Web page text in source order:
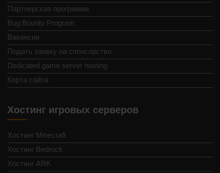
Партнерская программа
Bug Bounty Program
Вакансии
Подать заявку на спонсорство
Dedicated game server hosting
Карта сайта
Хостинг игровых серверов
Хостинг Minecraft
Хостинг Bedrock
Хостинг ARK